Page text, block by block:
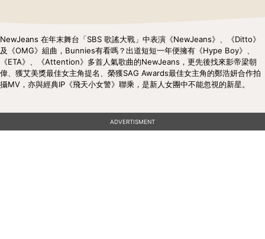
NewJeans 在年末舞台「SBS 歌謠大戰」中表演《NewJeans》、《Ditto》
及《OMG》組曲，Bunnies有看嗎？出道短短一年便擁有《Hype Boy》、
《ETA》、《Attention》多首人氣歌曲的NewJeans，更先後找來影帝梁朝
偉、獲艾美獎最佳女主角提名、榮獲SAG Awards最佳女主角的鄭浩妍合作拍
攝MV，亦與經典IP《飛天小女警》聯乘，是新人女團中不能忽視的新星。
ADVERTISMENT